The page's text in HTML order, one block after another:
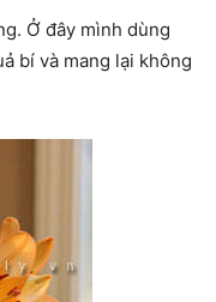
Ở đây mình dùng
bí và mang lại không